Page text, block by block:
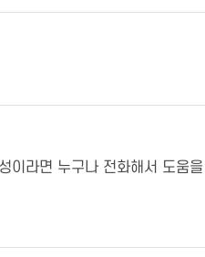
이라면 누구나 전화해서